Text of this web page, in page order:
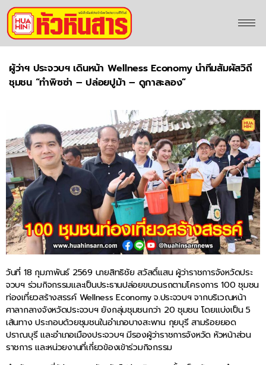
ผู้ว่าฯ ประจวบฯ เดินหน้า Wellness Economy นำทีมสัมผัสวิถี
ชุมชน “ทำพิซซ่า – ปล่อยปูม้า – ดูกาสะลอง”
วันที่ 18 กุมภาพันธ์ 2569 นายสิทธิชัย สวัสดิ์แสน ผู้ว่าราชการจังหวัดประ
จวบฯ ร่วมกิจกรรมและเป็นประธานปล่อยขบวนรถตามโครงการ 100 ชุมชน
ท่องเที่ยวสร้างสรรค์ Wellness Economy จ.ประจวบฯ จากบริเวณหน้า
ศาลากลางจังหวัดประจวบฯ ยังกลุ่มชุมชนกว่า 20 ชุมชน โดยแบ่งเป็น 5
เส้นทาง ประกอบด้วยชุมชนในอำเภอบางสะพาน กุยบุรี สามร้อยยอด
ปราณบุรี และอำเภอเมืองประจวบฯ มีรองผู้ว่าราชการจังหวัด หัวหน้าส่วน
ราชการ และหน่วยงานที่เกี่ยวข้องเข้าร่วมกิจกรรม